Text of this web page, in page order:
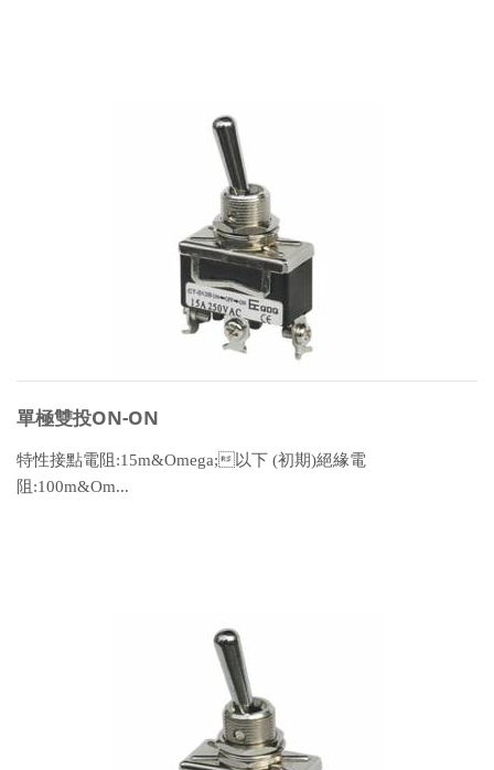
單極雙投ON-ON
特性接點電阻:15m&Omega;以下 (初期)絕緣電
阻:100m&Om...